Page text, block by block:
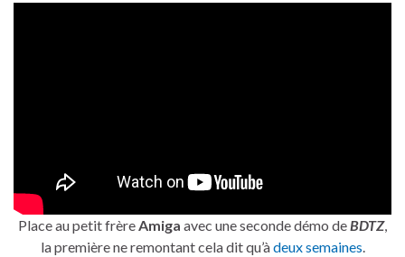
Place au petit frèreAmiga avec une seconde démo deBDTZ,
la première ne remontant cela dit qu’àdeux semaines.